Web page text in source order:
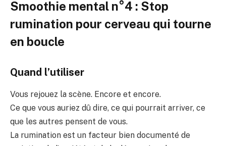
Smoothie mental n°4 : Stop
rumination pour cerveau qui tourne
en boucle
Quand l’utiliser
Vous rejouez la scène. Encore et encore.
Ce que vous auriez dû dire, ce qui pourrait arriver, ce
que les autres pensent de vous.
La rumination est un facteur bien documenté de